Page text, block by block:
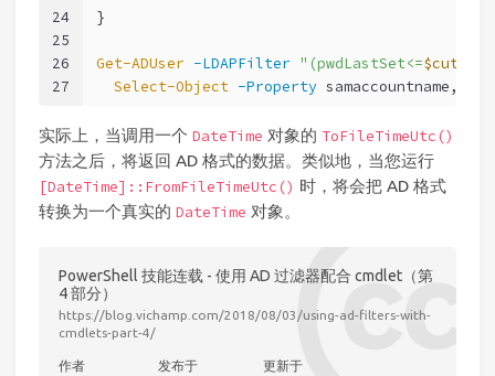
24
25
26
27
}
Get-ADUser -LDAPFilter "(pwdLastSet<=
Select-Object -Property samaccountname,
实际上，当调用一个 DateTime 对象的 ToFileTimeUtc()
方法之后，将返回 AD 格式的数据。类似地，当您运行
[DateTime]::FromFileTimeUtc() 时，将会把 AD 格式
转换为一个真实的 DateTime 对象。
PowerShell 技能连载 - 使用 AD 过滤器配合 cmdlet（第
4 部分）
https://blog.vichamp.com/2018/08/03/using-ad-filters-with-
cmdlets-part-4/
作者 发布于 更新于